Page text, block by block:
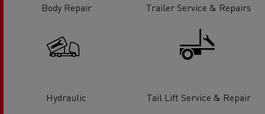
Body Repair Trailer Service & Repairs
Hydraulic Tail Lift Service & Repair